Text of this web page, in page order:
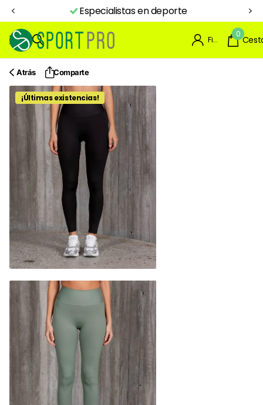
Aquí inicia tu NIVEL PRO
Firme en el registro
0
Atrás Comparte
¡Últimas existencias!